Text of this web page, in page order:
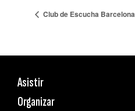
Club de Escucha Barcelona
Asistir
Organizar